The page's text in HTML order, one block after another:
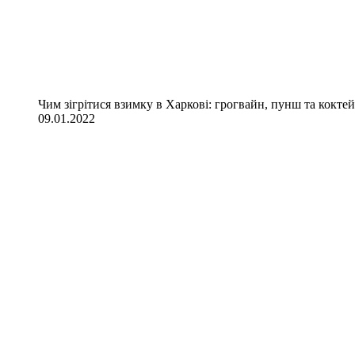
Чим зігрітися взимку в Харкові: грогвайн, пунш та
09.01.2022